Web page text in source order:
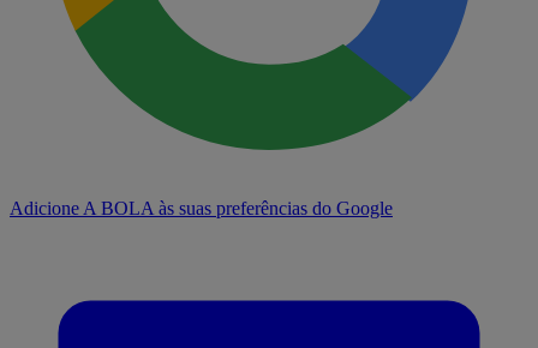
Adicione A BOLA às suas preferências do Google